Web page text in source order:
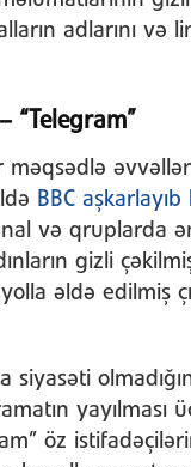
adlarını və
“Telegram”
məqsədlə
BBC aşkarlayıb
və qruplarda
gizli
əldə edilmiş
siyasəti
yayılması
öz